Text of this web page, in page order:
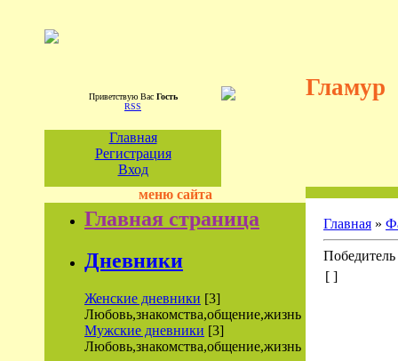
Приветствую Вас Гость
RSS
Гламур
Главная
Регистрация
Вход
меню сайта
Главная страница
Дневники
Женские дневники [3]
Любовь,знакомства,общение,жизнь
Мужские дневники [3]
Любовь,знакомства,общение,жизнь
Главная »
Победитель
[ ]